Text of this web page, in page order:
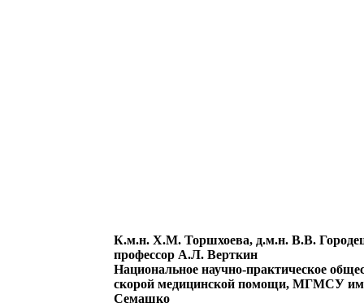
К.м.н. Х.М. Торшхоева, д.м.н. В.В.
профессор А.Л. Верткин
Национальное научно-практическое
скорой медицинской помощи, МГМСУ
Семашко